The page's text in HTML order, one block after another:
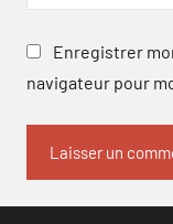
Enregistrer
navigateur pour